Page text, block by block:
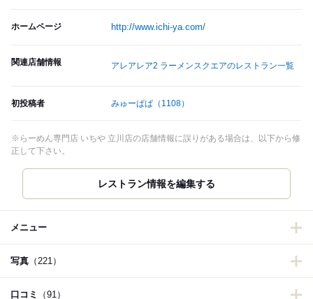
ホームページ http://www.ichi-ya.com/
関連店舗情報 アレアレア2 ラーメンスクエアのレストラン一覧
初投稿者 みゅーぱぱ （1108）
※らーめん専門店 いちや 立川店の店舗情報に誤りがある場合は、以下から修
正して下さい。
レストラン情報を編集する
メニュー
写真 （221）
口コミ （91）